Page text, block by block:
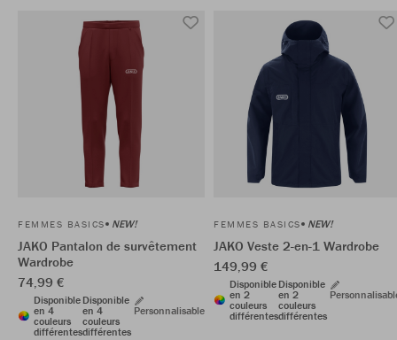
FEMMES BASICS NEW!
JAKO Pantalon de survêtement
Wardrobe
74,99 €
Disponible
en 4
couleurs
différentes
Disponible
en 4
couleurs
différentes
Personnalisable
FEMMES BASICS NEW!
JAKO Veste 2-en-1 Wardrobe
149,99 €
Disponible
en 2
couleurs
différentes
Disponible
en 2
couleurs
différentes